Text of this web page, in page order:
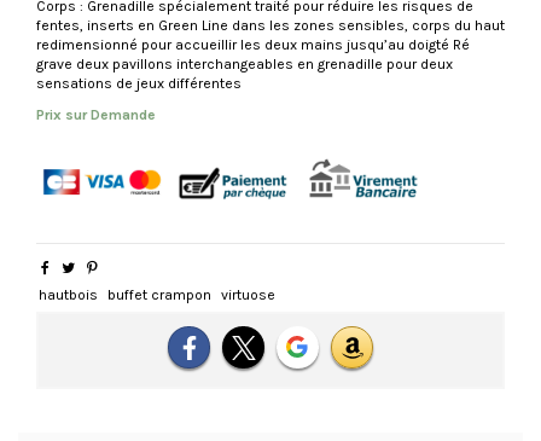
Corps : Grenadille spécialement traité pour réduire les risques de
fentes, inserts en Green Line dans les zones sensibles, corps du haut
redimensionné pour accueillir les deux mains jusqu’au doigté Ré
grave deux pavillons interchangeables en grenadille pour deux
sensations de jeux différentes
Prix sur Demande
hautbois buffet crampon virtuose